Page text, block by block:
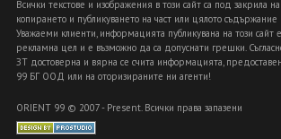
Всички текстове и изображения в този сайт са под закрила
копирането и публикуването на част или цялото съдържание
Уважаеми клиенти, информацията публикувана на този
рекламна цел и е възможно да са допуснати грешки.
ЗТ достоверна и вярна се счита информацията,
99 БГ ООД или на оторизираните ни агенти!
ORIENT 99 © 2007 - Present. Всички права запазени